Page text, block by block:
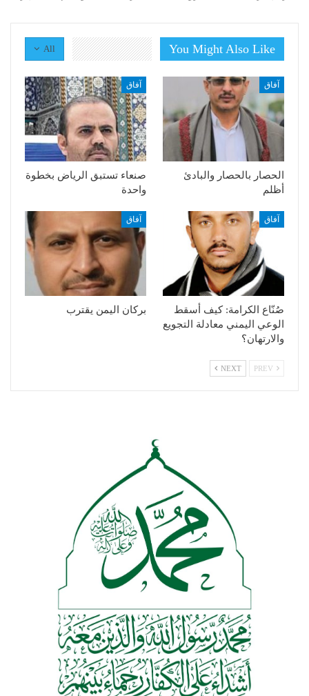
All You Might Also Like
آفاق
الحصار بالحصار والبادئ
أظلم
آفاق
صنعاء تستبق الرياض بخطوة
واحدة
آفاق
صُنّاع الكرامة: كيف أسقط
الوعي اليمني معادلة التجويع
والارتهان؟
آفاق
بركان اليمن يقترب
NEXT